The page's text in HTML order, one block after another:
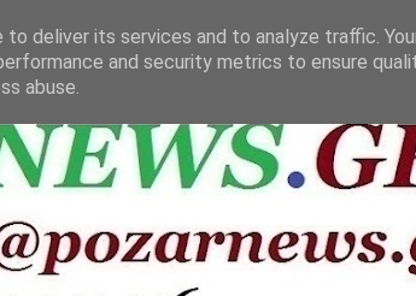
deliver its services and to analyze traffic.
and security metrics to ensure
abuse.